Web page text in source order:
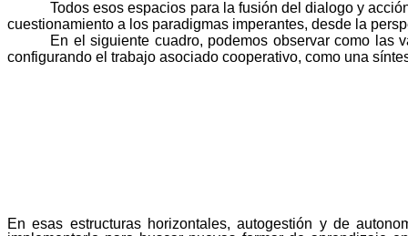
Todos esos espacios para la fusión del dialogo y
cuestionamiento a los paradigmas imperantes, desde la
En el siguiente cuadro, podemos observar como las
configurando el trabajo asociado cooperativo, como una
En esas estructuras horizontales, autogestión y de